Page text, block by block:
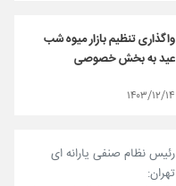
واگذاری تنظیم بازار میوه شب
عید به بخش خصوصی
۱۴۰۳/۱۲/۱۴
رئیس نظام صنفی یارانه ای
تهران: